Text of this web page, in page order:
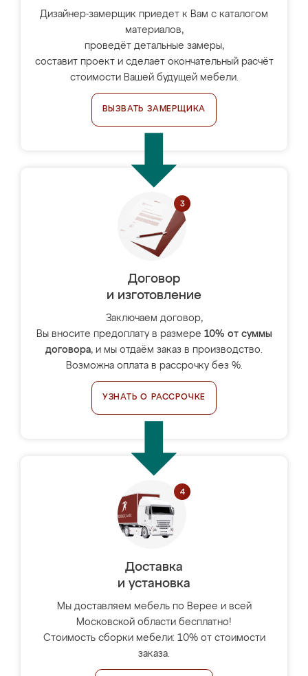
Дизайнер-замерщик приедет к Вам с каталогом
материалов,
проведёт детальные замеры,
составит проект и сделает окончательный расчёт
стоимости Вашей будущей мебели.
ВЫЗВАТЬ ЗАМЕРЩИКА
Договор
и изготовление
Заключаем договор,
Вы вносите предоплату в размере 10% от суммы
договора, и мы отдаём заказ в производство.
Возможна оплата в рассрочку без %.
УЗНАТЬ О РАССРОЧКЕ
Доставка
и установка
Мы доставляем мебель по Верее и всей
Московской области бесплатно!
Стоимость сборки мебели: 10% от стоимости
заказа.